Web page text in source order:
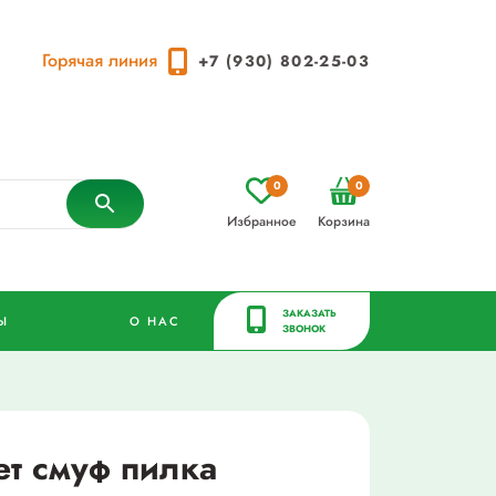
Горячая линия +7 (930) 802-25-03
Избранное
0
Корзина
0
О НАС
ЗАКАЗАТЬ
ЗВОНОК
смуф пилка